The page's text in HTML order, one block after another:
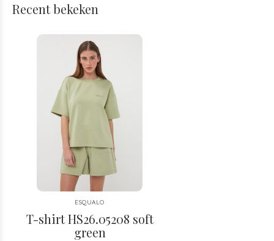
Recent bekeken
ESQUALO
T-shirt HS26.05208 soft
green